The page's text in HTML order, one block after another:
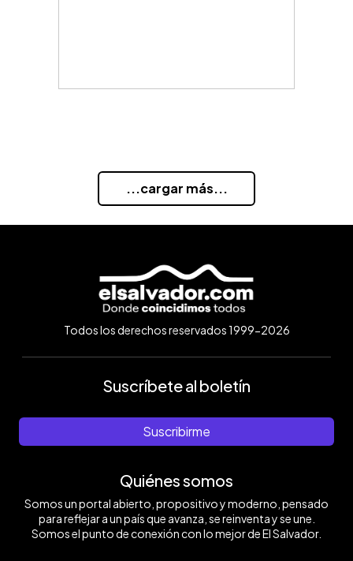
...cargar más...
Todos los derechos reservados 1999-2026
Suscríbete al boletín
Suscribirme
Quiénes somos
Somos un portal abierto, propositivo y moderno, pensado
para reflejar a un país que avanza, se reinventa y se une.
Somos el punto de conexión con lo mejor de El Salvador.